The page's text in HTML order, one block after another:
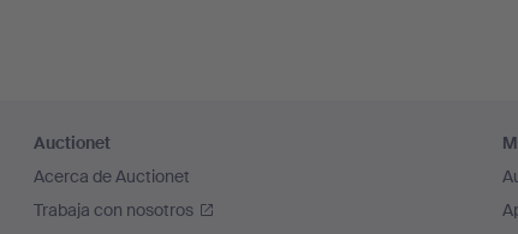
Auctionet
Acerca de Auctionet
Trabaja con nosotros